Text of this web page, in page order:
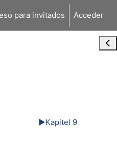
para invitados Acceder
▶︎Kapitel 9